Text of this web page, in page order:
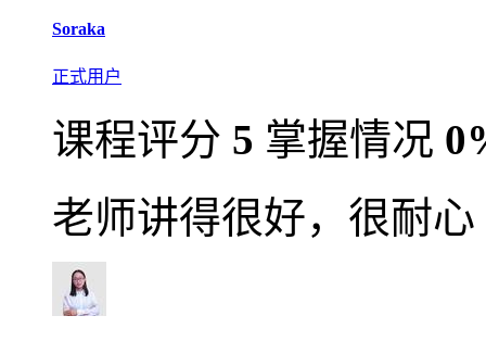
Soraka
正式用户
课程评分 5 掌握情况
老师讲得很好，很耐心